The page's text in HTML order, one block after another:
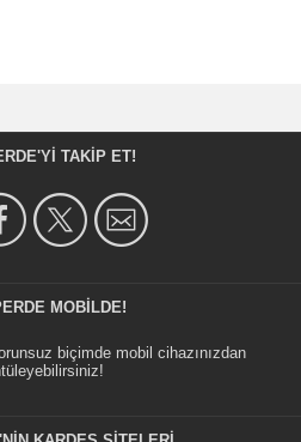
TAKIP ET!
MOBILDE!
biçimde mobil cihazınızdan